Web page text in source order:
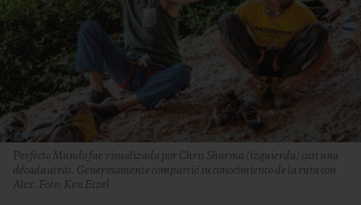
Perfecto Mundo fue visualizada por Chris Sharma (izquierda) casi una
década atrás. Generosamente compartió su conocimiento de la ruta con
Alex. Foto: Ken Etzel